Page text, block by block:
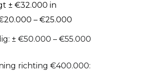
± €32.000 in
– €25.000
± €50.000 – €55.000
richting €400.000: